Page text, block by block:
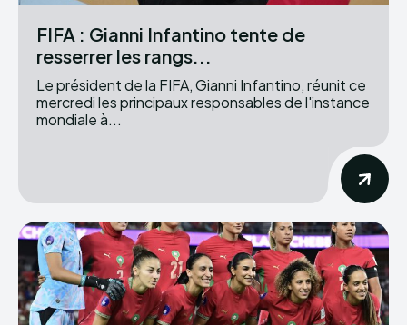
FIFA : Gianni Infantino tente de
resserrer les rangs...
Le président de la FIFA, Gianni Infantino, réunit ce
mercredi les principaux responsables de l'instance
mondiale à...